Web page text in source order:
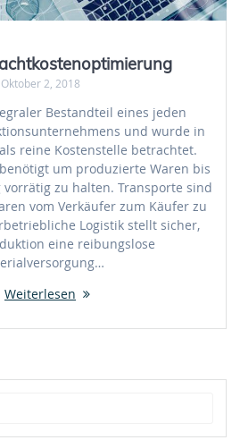
Oktober 2, 2018
Bestandteil eines jeden
und wurde in
reine Kostenstelle betrachtet.
um produzierte Waren bis
zu halten. Transporte sind
vom Verkäufer zum Käufer zu
Logistik stellt sicher,
eine reibungslose
Weiterlesen